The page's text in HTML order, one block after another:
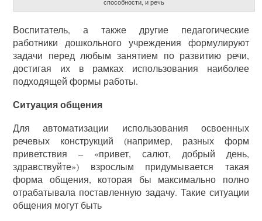
способности, и речь
Воспитатель, а также другие педагогические
работники дошкольного учреждения формулируют
задачи перед любым занятием по развитию речи,
достигая их в рамках использования наиболее
подходящей формы работы.
Ситуация общения
Для автоматизации использования освоенных
речевых конструкций (например, разных форм
приветствия – «привет, салют, добрый день,
здравствуйте») взрослым придумывается такая
форма общения, которая бы максимально полно
отрабатывала поставленную задачу. Такие ситуации
общения могут быть